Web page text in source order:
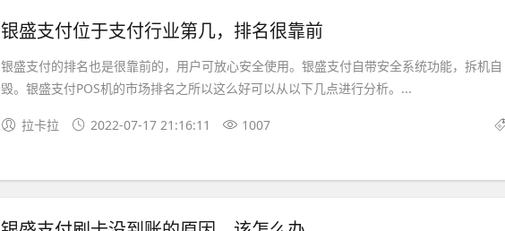
银盛支付位于支付行业第几，排名很靠前
银盛支付的排名也是很靠前的，用户可放心安全使用。银盛支付自带安全系统功能，拆机自
毁。银盛支付POS机的市场排名之所以这么好可以从以下几点进行分析。...
拉卡拉 2022-07-17 21:16:11 1007